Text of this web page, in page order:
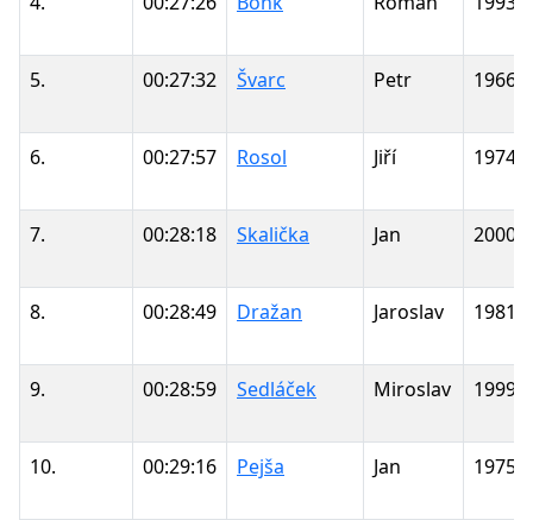
5. 00:27:32 Švarc Petr 1966
6. 00:27:57 Rosol Jiří 1974
7. 00:28:18 Skalička Jan 2000
8. 00:28:49 Dražan Jaroslav 1981
9. 00:28:59 Sedláček Miroslav 1999
10. 00:29:16 Pejša Jan 1975